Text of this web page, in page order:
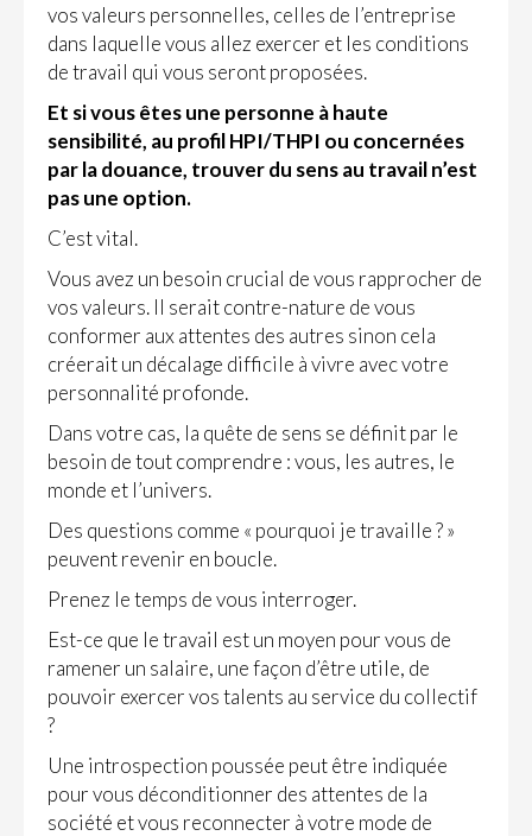
vos valeurs personnelles, celles de l’entreprise
dans laquelle vous allez exercer et les conditions
de travail qui vous seront proposées.
Et si vous êtes une personne à haute
sensibilité, au profil HPI/THPI ou concernées
par la douance, trouver du sens au travail n’est
pas une option.
C’est vital.
Vous avez un besoin crucial de vous rapprocher de
vos valeurs. Il serait contre-nature de vous
conformer aux attentes des autres sinon cela
créerait un décalage difficile à vivre avec votre
personnalité profonde.
Dans votre cas, la quête de sens se définit par le
besoin de tout comprendre : vous, les autres, le
monde et l’univers.
Des questions comme « pourquoi je travaille ? »
peuvent revenir en boucle.
Prenez le temps de vous interroger.
Est-ce que le travail est un moyen pour vous de
ramener un salaire, une façon d’être utile, de
pouvoir exercer vos talents au service du collectif
?
Une introspection poussée peut être indiquée
pour vous déconditionner des attentes de la
société et vous reconnecter à votre mode de